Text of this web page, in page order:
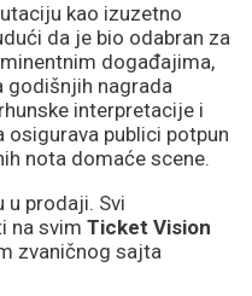
kao izuzetno
da je bio odabran za
događajima,
godišnjih nagrada
interpretacije i
publici potpun
nota domaće scene.
u prodaji. Svi
na svim Ticket Vision
zvaničnog sajta